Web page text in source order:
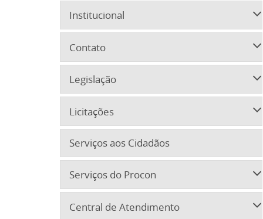
Institucional
Contato
Legislação
Licitações
Serviços aos Cidadãos
Serviços do Procon
Central de Atendimento